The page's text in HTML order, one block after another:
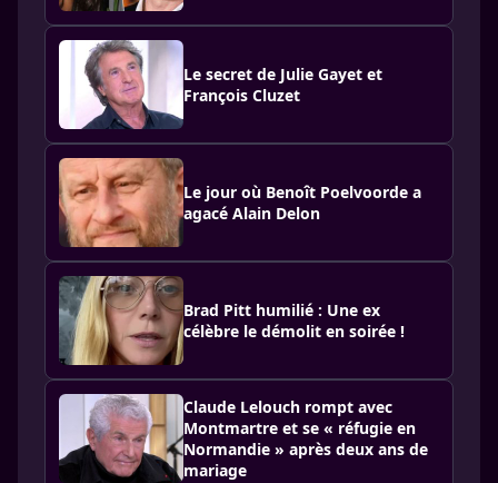
Le secret de Julie Gayet et
François Cluzet
Le jour où Benoît Poelvoorde a
agacé Alain Delon
Brad Pitt humilié : Une ex
célèbre le démolit en soirée !
Claude Lelouch rompt avec
Montmartre et se « réfugie en
Normandie » après deux ans de
mariage